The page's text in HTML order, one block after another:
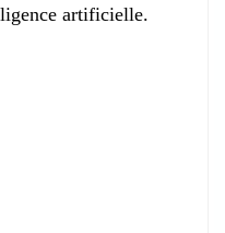
artificielle.